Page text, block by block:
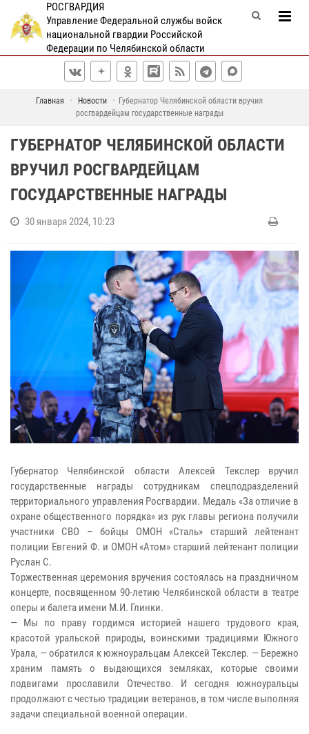
РОСГВАРДИЯ
Управление Федеральной службы войск
национальной гвардии Российской
Федерации по Челябинской области
Главная Новости
Губернатор Челябинской области вручил
росгвардейцам государственные награды
ГУБЕРНАТОР ЧЕЛЯБИНСКОЙ ОБЛАСТИ
ВРУЧИЛ РОСГВАРДЕЙЦАМ
ГОСУДАРСТВЕННЫЕ НАГРАДЫ
30 января 2024, 10:23
Губернатор Челябинской области Алексей Текслер вручил
государственные награды сотрудникам спецподразделений
территориального управления Росгвардии. Медаль «За отличие в
охране общественного порядка» из рук главы региона получили
участники СВО – бойцы ОМОН «Сталь» старший лейтенант
полиции Евгений Ф. и ОМОН «Атом» старший лейтенант полиции
Руслан С.
Торжественная церемония вручения состоялась на праздничном
концерте, посвященном 90-летию Челябинской области в театре
оперы и балета имени М.И. Глинки.
— Мы по праву гордимся историей нашего трудового края,
красотой уральской природы, воинскими традициями Южного
Урала, — обратился к южноуральцам Алексей Текслер. — Бережно
храним память о выдающихся земляках, которые своими
подвигами прославили Отечество. И сегодня южноуральцы
продолжают с честью традиции ветеранов, в том числе выполняя
задачи специальной военной операции.